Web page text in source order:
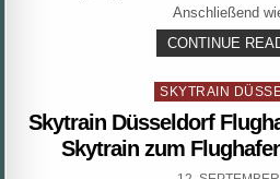
Anschließend
CONTINUE
Posted
SKYTRAIN
Skytrain Düsseldorf
Skytrain zum